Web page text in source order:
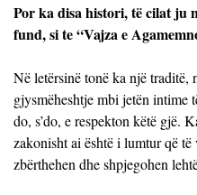
Por ka disa histori, të cilat ju
fund, si te “Vajza e
Në letërsinë tonë ka një traditë,
gjysmëheshtje mbi jetën intime
do, s’do, e respekton këtë gjë.
zakonisht ai është i lumtur që
zbërthehen dhe shpjegohen